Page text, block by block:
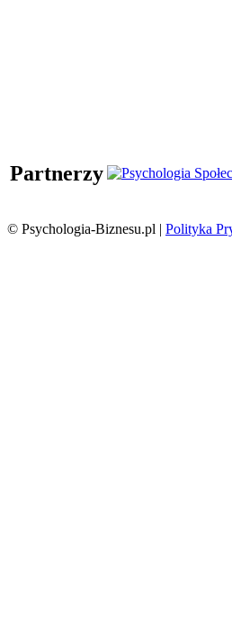
Partnerzy
© Psychologia-Biznesu.pl | Polityka